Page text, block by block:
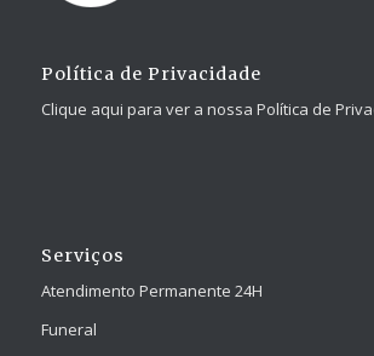
Política de Privacidade
Clique aqui para ver a nossa Política de
Serviços
Atendimento Permanente 24H
Funeral